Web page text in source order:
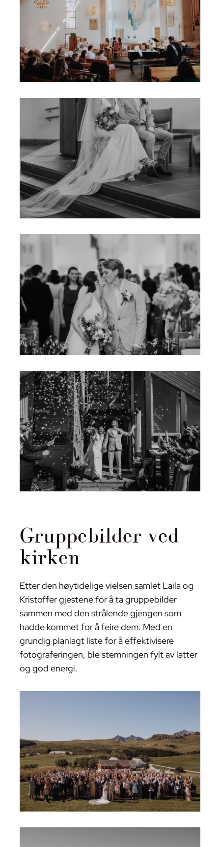
Gruppebilder ved
kirken
Etter den høytidelige vielsen samlet Laila og
Kristoffer gjestene for å ta gruppebilder
sammen med den strålende gjengen som
hadde kommet for å feire dem. Med en
grundig planlagt liste for å effektivisere
fotograferingen, ble stemningen fylt av latter
og god energi.